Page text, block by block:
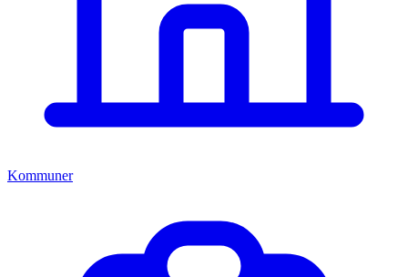
Kommuner